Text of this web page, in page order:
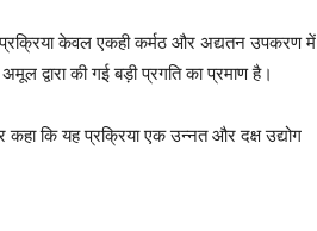
केवल एकही कर्मठ और अद्यतन उपकरण में
द्वारा की गई बड़ी प्रगति का प्रमाण है।
कि यह प्रक्रिया एक उन्नत और दक्ष उद्योग